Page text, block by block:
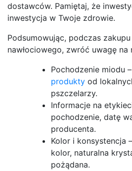
dostawców. Pamiętaj, że
inwestycja w Twoje zdrowie.
Podsumowując, podczas
nawłociowego, zwróć uwagę
Pochodzenie miodu
produkty od
pszczelarzy.
Informacje na
pochodzenie, datę
producenta.
Kolor i konsystencja
kolor, naturalna
pożądana.